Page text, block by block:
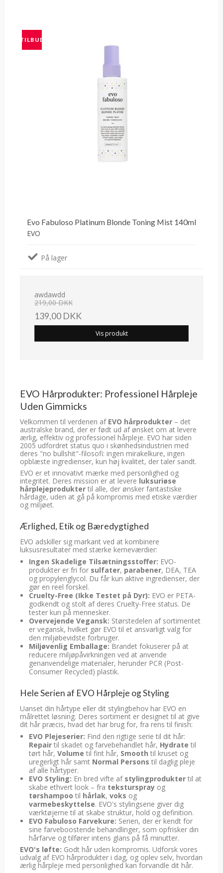
TILBUD
Evo Fabuloso Platinum Blonde Toning Mist 140ml
EVO
På lager
awdawdd
219,00 DKK
139,00 DKK
Vis produkt
EVO Hårprodukter: Professionel Hårpleje
Uden Gimmicks
Velkommen til verdenen af EVO hårprodukter – det
australske brand, der er født ud af ønsket om at levere
ærlig, effektiv og professionel hårpleje. EVO har siden
2005 udfordret status quo i skønhedsindustrien med
deres "no bullshit"-filosofi: ingen mirakelkure, ingen
opblæste ingredienser, kun høj kvalitet, der taler sandt.
EVO er et innovativt mærke med personlighed og
integritet. Deres mission er at levere luksuriøse
hårplejeprodukter til alle, der ønsker fantastiske
hårdage, uden at gå på kompromis med etiske værdier
og miljøet.
Ærlighed, Etik og Bæredygtighed
EVO adskiller sig markant ved at kombinere
luksusresultater med stærke kerneværdier:
Ingen Skadelige Tilsætningsstoffer: EVO-
produkter er fri for sulfater, parabener, DEA, TEA
og propylenglycol. Du får kun aktive ingredienser, der
gør en reel forskel.
Cruelty-Free (Ikke Testet på Dyr): EVO er PETA-
godkendt og stolt af deres Cruelty-Free status. De
tester kun på mennesker.
Overvejende Vegansk: Størstedelen af sortimentet
er vegansk, hvilket gør EVO til et ansvarligt valg for
den miljøbevidste forbruger.
Miljøvenlig Emballage: Brandet fokuserer på at
reducere miljøpåvirkningen ved at anvende
genanvendelige materialer, herunder PCR (Post-
Consumer Recycled) plastik.
Hele Serien af EVO Hårpleje og Styling
Uanset din hårtype eller dit stylingbehov har EVO en
målrettet løsning. Deres sortiment er designet til at give
dit hår præcis, hvad det har brug for, fra rens til finish:
EVO Plejeserier: Find den rigtige serie til dit hår:
Repairtil skadet og farvebehandlet hår, Hydrate til
tørt hår, Volume til fint hår, Smooth til kruset og
uregerligt hår samt Normal Persons til daglig pleje
af alle hårtyper.
EVO Styling: En bred vifte af stylingproduktertil at
skabe ethvert look – fra tekstursprayog
tørshampoo til hårlak, voks og
varmebeskyttelse. EVO's stylingserie giver dig
værktøjerne til at skabe struktur, hold og definition.
EVO Fabuloso Farvekure: Serien, der er kendt for
sine farveboostende behandlinger, som opfrisker din
hårfarve og tilfører intens glans på få minutter.
EVO's løfte: Godt hår uden kompromis. Udforsk vores
udvalg af EVO hårprodukter i dag, og oplev selv, hvordan
ærlig hårpleje med personlighed kan forvandle dit hår.